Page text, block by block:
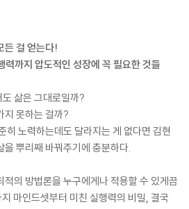
든 걸 얻는다!
력까지 압도적인 성장에 꼭 필요한 것들
삶은 그대로일까?
지 못하는 걸까?
히 노력하는데도 달라지는 게 없다면 김현
뿌리째 바꿔주기에 충분하다.
적의 방법론을 누구에게나 적용할 수 있게끔
마인드셋부터 미친 실행력의 비밀, 결국